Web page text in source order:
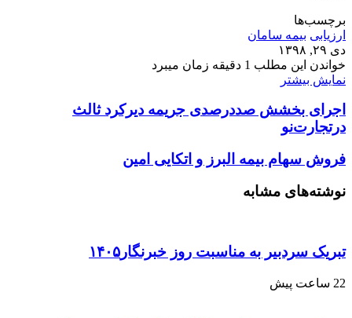
برچسب‌ها
ارزیابی بیمه سامان
دی ۲۹, ۱۳۹۸
خواندن این مطلب 1 دقیقه زمان میبرد
نمایش بیشتر
اجرای بخشش صددرصدی جریمه دیرکرد ثالث
درتجارت‌نو
فروش سهام بیمه البرز و اتکایی امین
نوشته‌های مشابه
تبریک سردبیر به مناسبت روز خبرنگار۱۴۰۵
22 ساعت پیش